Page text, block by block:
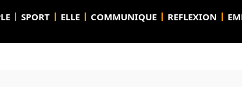
SPORT ELLE COMMUNIQUE REFLEXION